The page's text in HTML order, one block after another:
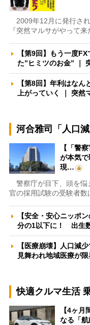
2009年12月に発行さ
『突然マルサがやって
【第9回】もう一度
た”ヒミツのお金” ｜
【第8回】年利はな
上がっていく ｜ 突然
河合雅司「人口
【「警
が本気
現…
警察庁が目下、頭を悩
官の採用試験の受験者
【安全・安心ニッポ
分の1以下に！ 出生
【医療崩壊】人口減
見舞われ地域医療が
快適クルマ生活
【4ヶ
なる「